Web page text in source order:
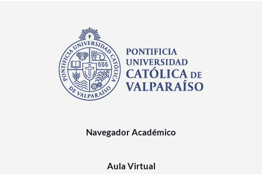
Navegador Académico
Aula Virtual